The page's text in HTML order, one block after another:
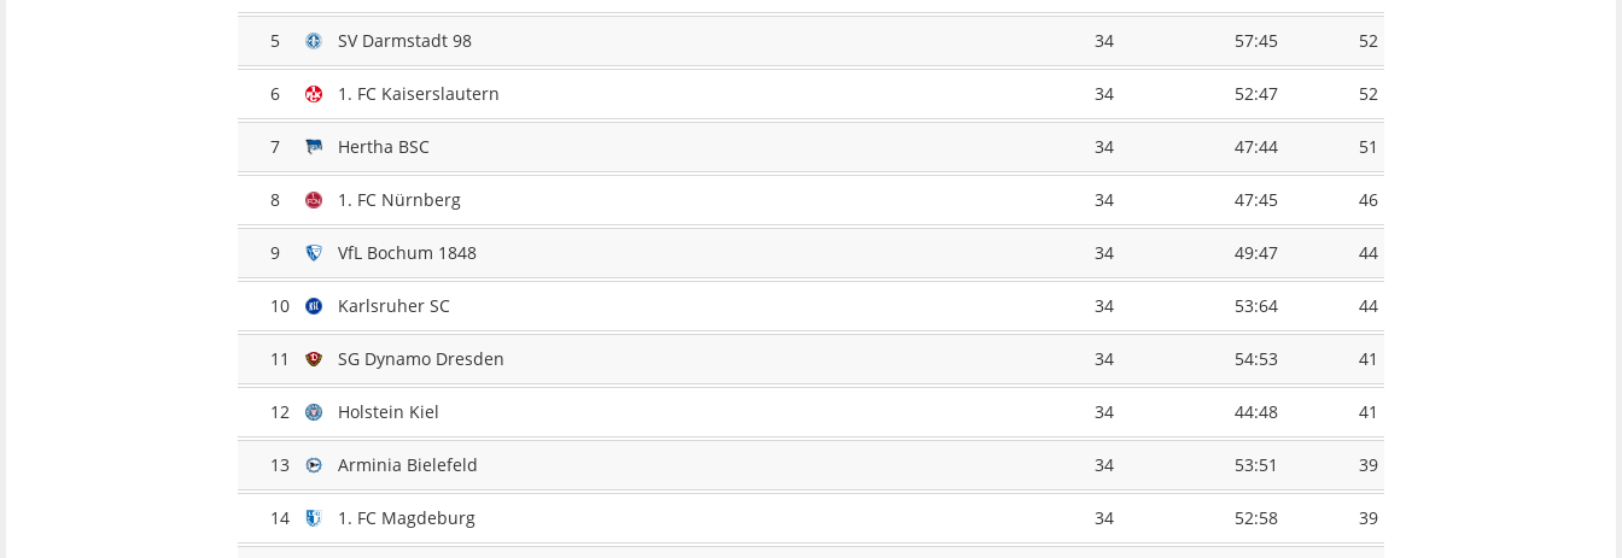
5 SV Darmstadt 98 34 57:45 52
6 1. FC Kaiserslautern 34 52:47 52
7 Hertha BSC 34 47:44 51
8 1. FC Nürnberg 34 47:45 46
9 VfL Bochum 1848 34 49:47 44
10 Karlsruher SC 34 53:64 44
11 SG Dynamo Dresden 34 54:53 41
12 Holstein Kiel 34 44:48 41
13 Arminia Bielefeld 34 53:51 39
14 1. FC Magdeburg 34 52:58 39